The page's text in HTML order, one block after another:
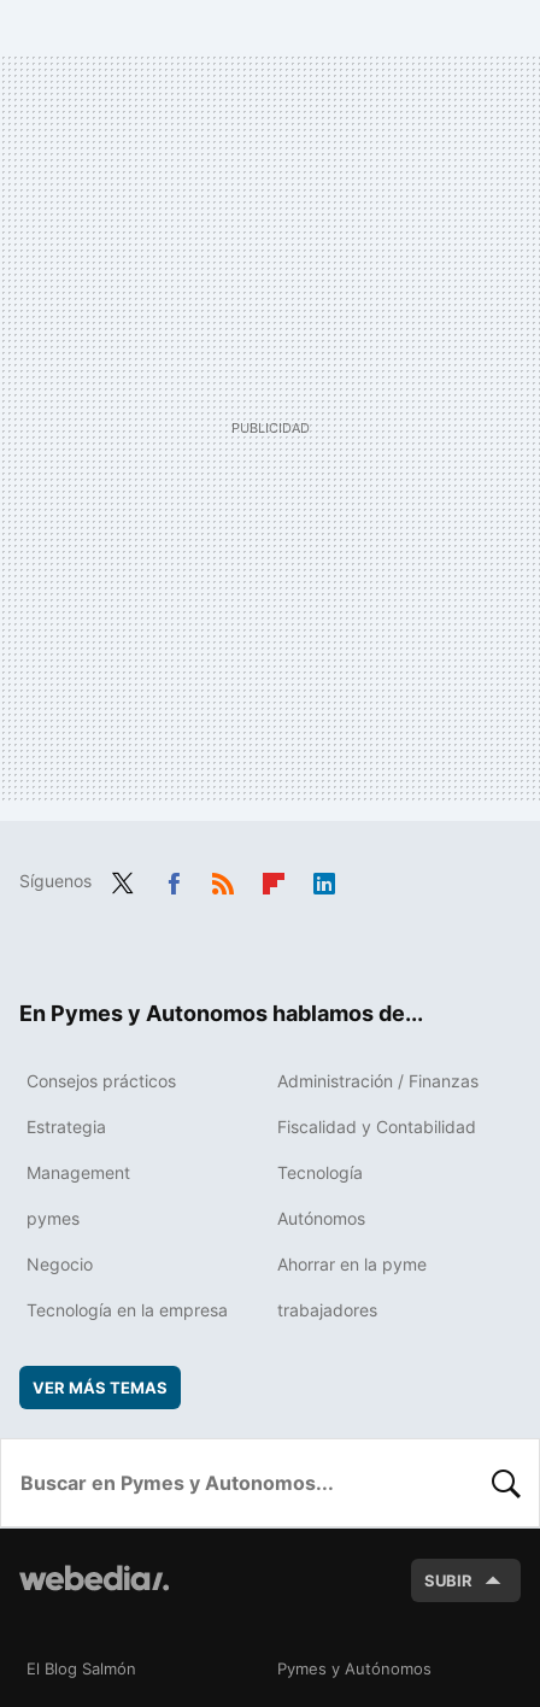
Síguenos
En Pymes y Autonomos hablamos de...
Consejos prácticos Administración / Finanzas
Estrategia Fiscalidad y Contabilidad
Management Tecnología
pymes Autónomos
Negocio Ahorrar en la pyme
Tecnología en la empresa trabajadores
VER MÁS TEMAS
SUBIR
El Blog Salmón Pymes y Autónomos